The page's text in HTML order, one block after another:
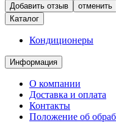
отменить
Каталог
Кондиционеры
Информация
О компании
Доставка и оплата
Контакты
Положение об